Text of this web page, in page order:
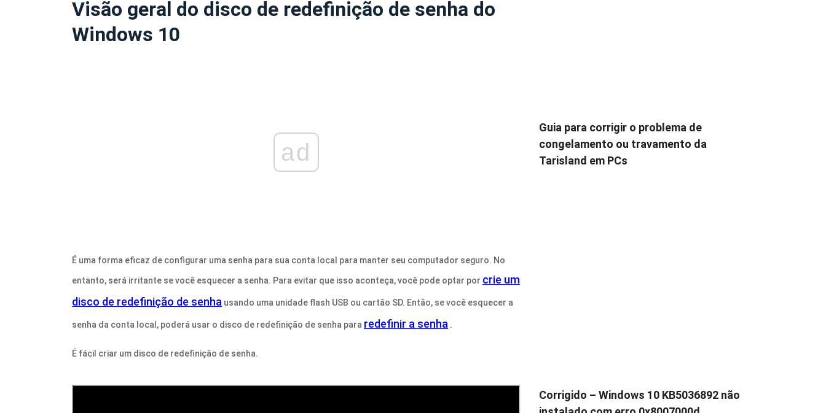
Visão geral do disco de redefinição de senha do
Windows 10
ad
É uma forma eficaz de configurar uma senha para sua conta local para manter seu computador seguro. No
entanto, será irritante se você esquecer a senha. Para evitar que isso aconteça, você pode optar por crie um
disco de redefinição de senha usando uma unidade flash USB ou cartão SD. Então, se você esquecer a
senha da conta local, poderá usar o disco de redefinição de senha para redefinir a senha .
É fácil criar um disco de redefinição de senha.
Guia para corrigir o problema de
congelamento ou travamento da
Tarisland em PCs
Corrigido – Windows 10 KB5036892 não